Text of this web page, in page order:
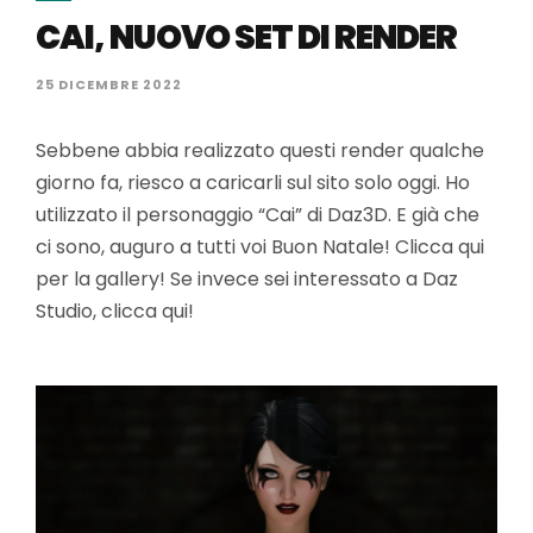
CAI, NUOVO SET DI RENDER
25 DICEMBRE 2022
Sebbene abbia realizzato questi render qualche
giorno fa, riesco a caricarli sul sito solo oggi. Ho
utilizzato il personaggio “Cai” di Daz3D. E già che
ci sono, auguro a tutti voi Buon Natale! Clicca qui
per la gallery! Se invece sei interessato a Daz
Studio, clicca qui!